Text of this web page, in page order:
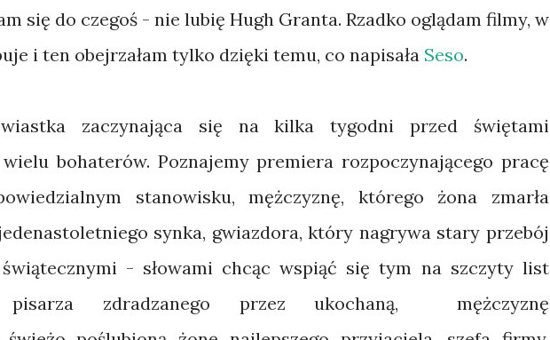
się do czegoś - nie lubię Hugh Granta. Rzadko oglądam filmy, w
i ten obejrzałam tylko dzięki temu, co napisała Seso.
zaczynająca się na kilka tygodni przed świętami
bohaterów. Poznajemy premiera rozpoczynającego pracę
stanowisku, mężczyznę, którego żona zmarła
synka, gwiazdora, który nagrywa stary przebój
- słowami chcąc wspiąć się tym na szczyty list
pisarza zdradzanego przez ukochaną, mężczyznę